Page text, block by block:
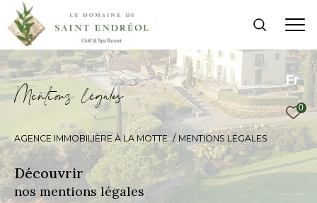
Fr
0
Mentios légae
AGENCE IMMOBILIÈRE À LA MOTTE MENTIONS LÉGALES
Découvrir
nos mentions légales